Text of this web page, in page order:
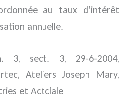
au taux d’intérêt
annuelle.
3, sect. 3, 29-6-2004,
Ateliers Joseph Mary,
et Actciale